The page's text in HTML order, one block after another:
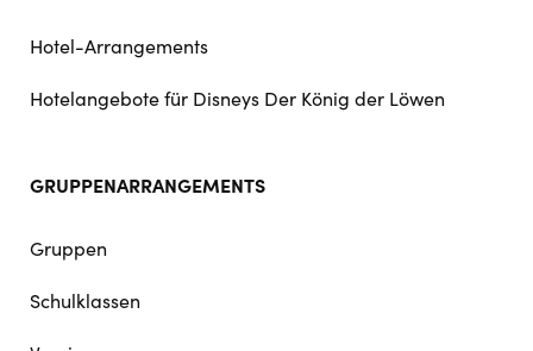
Hotel-Arrangements
Hotelangebote für Disneys Der König der Löwen
GRUPPENARRANGEMENTS
Gruppen
Schulklassen